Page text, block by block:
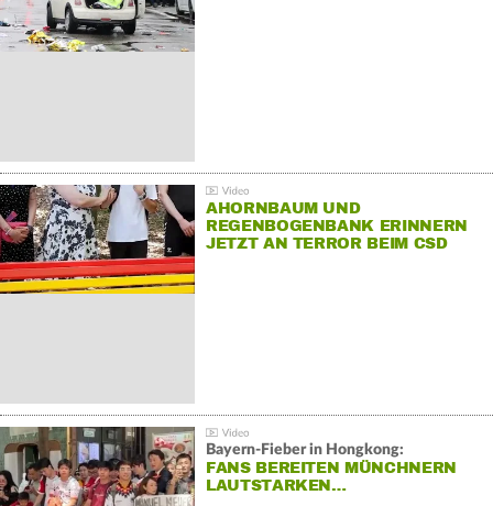
AHORNBAUM UND
REGENBOGENBANK ERINNERN
JETZT AN TERROR BEIM CSD
Bayern-Fieber in Hongkong:
FANS BEREITEN MÜNCHNERN
LAUTSTARKEN…